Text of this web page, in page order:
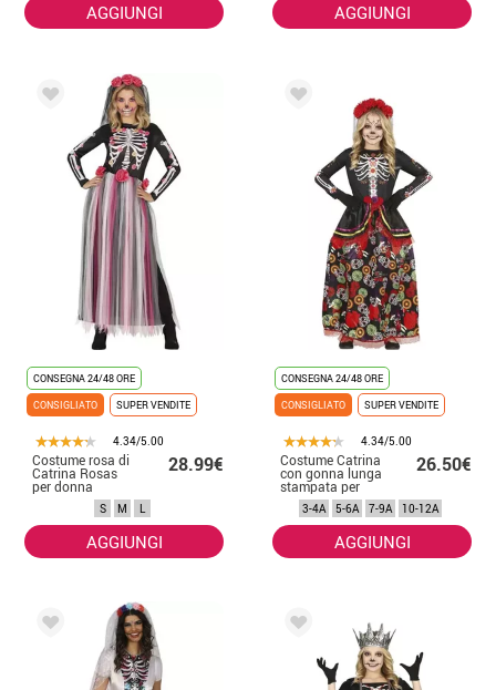
AGGIUNGI AGGIUNGI
CONSEGNA 24/48 ORE
CONSIGLIATO
SUPER VENDITE
4.34/5.00
Costume rosa di
Catrina Rosas
per donna
28.99€
S M L
AGGIUNGI
CONSEGNA 24/48 ORE
CONSIGLIATO
SUPER VENDITE
4.34/5.00
Costume Catrina
con gonna lunga
stampata per
bambina
26.50€
3-4A 5-6A 7-9A 10-12A
AGGIUNGI